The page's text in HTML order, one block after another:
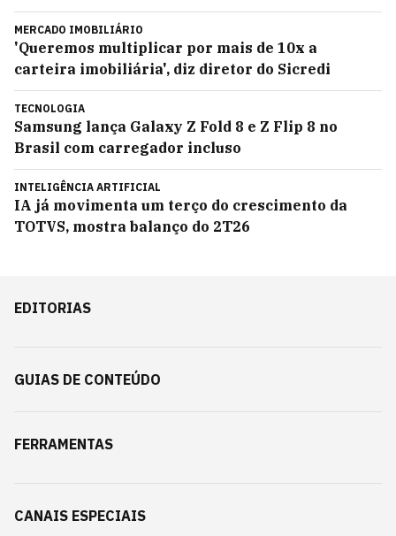
MERCADO IMOBILIÁRIO
'Queremos multiplicar por mais de 10x a
carteira imobiliária', diz diretor do Sicredi
TECNOLOGIA
Samsung lança Galaxy Z Fold 8 e Z Flip 8 no
Brasil com carregador incluso
INTELIGÊNCIA ARTIFICIAL
IA já movimenta um terço do crescimento da
TOTVS, mostra balanço do 2T26
EDITORIAS
GUIAS DE CONTEÚDO
FERRAMENTAS
CANAIS ESPECIAIS